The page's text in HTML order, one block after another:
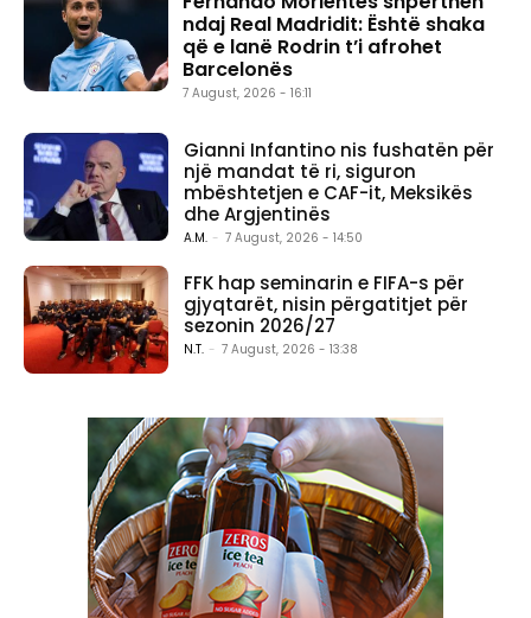
ndaj Real Madridit: Është shaka
që e lanë Rodrin t’i afrohet
Barcelonës
7 August, 2026 - 16:11
Gianni Infantino nis fushatën për
një mandat të ri, siguron
mbështetjen e CAF-it, Meksikës
dhe Argjentinës
A.M. - 7 August, 2026 - 14:50
FFK hap seminarin e FIFA-s për
gjyqtarët, nisin përgatitjet për
sezonin 2026/27
N.T. - 7 August, 2026 - 13:38